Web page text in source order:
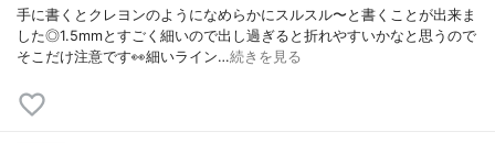
手に書くとクレヨンのようになめらかにスルスル〜と書くことが出来ま
した◎1.5mmとすごく細いので出し過ぎると折れやすいかなと思うので
そこだけ注意です👀細いライン…続きを見る